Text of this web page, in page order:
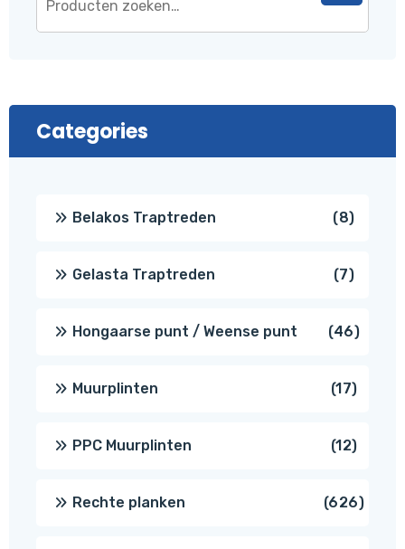
Categories
Belakos Traptreden 88
Gelasta Traptreden 77
Hongaarse punt / Weense punt 4646
Muurplinten 1717
PPC Muurplinten 1212
Rechte planken 626626